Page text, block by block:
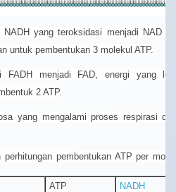
yang teroksidasi menjadi NAD
untuk pembentukan 3 molekul ATP.
FADH menjadi FAD, energi yang
2 ATP.
yang mengalami proses respirasi
perhitungan pembentukan ATP per mol
ATP
NADH